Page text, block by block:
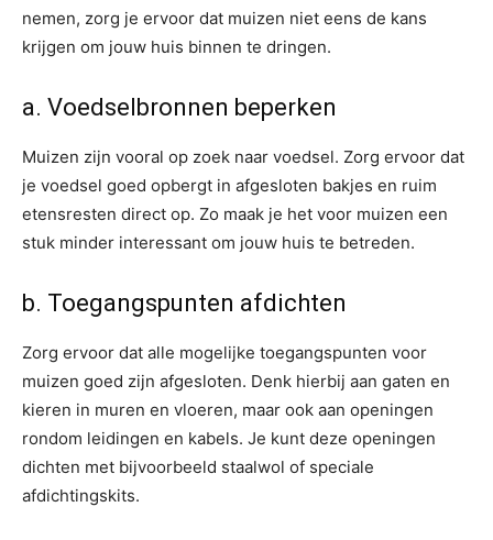
nemen, zorg je ervoor dat muizen niet eens de kans
krijgen om jouw huis binnen te dringen.
a. Voedselbronnen beperken
Muizen zijn vooral op zoek naar voedsel. Zorg ervoor dat
je voedsel goed opbergt in afgesloten bakjes en ruim
etensresten direct op. Zo maak je het voor muizen een
stuk minder interessant om jouw huis te betreden.
b. Toegangspunten afdichten
Zorg ervoor dat alle mogelijke toegangspunten voor
muizen goed zijn afgesloten. Denk hierbij aan gaten en
kieren in muren en vloeren, maar ook aan openingen
rondom leidingen en kabels. Je kunt deze openingen
dichten met bijvoorbeeld staalwol of speciale
afdichtingskits.